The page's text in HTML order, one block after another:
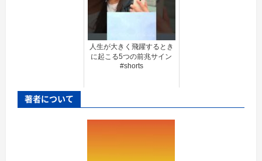
人生が大きく飛躍するとき
に起こる5つの前兆サイン
#shorts
著者について